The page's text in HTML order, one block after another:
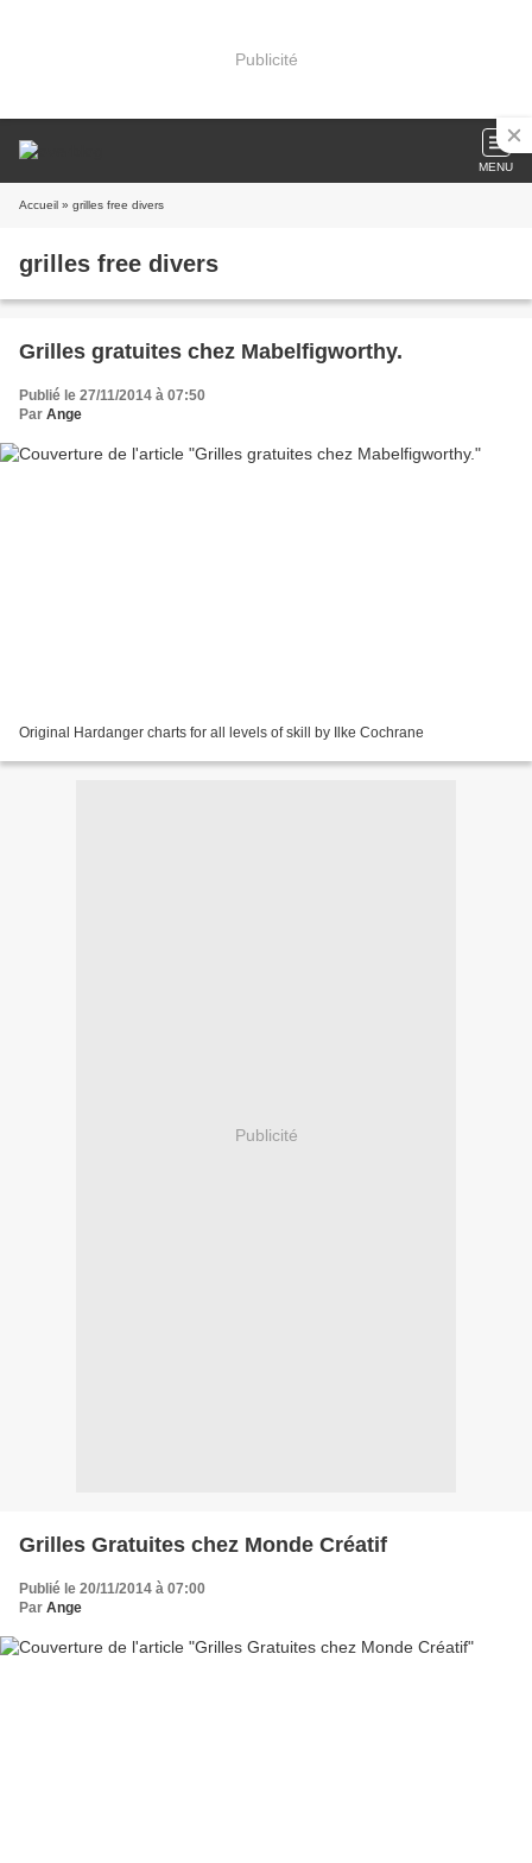
Publicité
MENU
Accueil » grilles free divers
grilles free divers
Grilles gratuites chez Mabelfigworthy.
Publié le 27/11/2014 à 07:50
Par Ange
Original Hardanger charts for all levels of skill by Ilke Cochrane
Publicité
Grilles Gratuites chez Monde Créatif
Publié le 20/11/2014 à 07:00
Par Ange